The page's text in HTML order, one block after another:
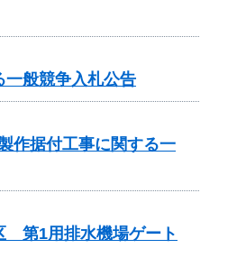
般競争入札公告
作据付工事に関する一
第1用排水機場ゲート